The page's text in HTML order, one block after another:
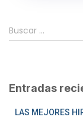
Buscar …
Entradas
LAS MEJORES